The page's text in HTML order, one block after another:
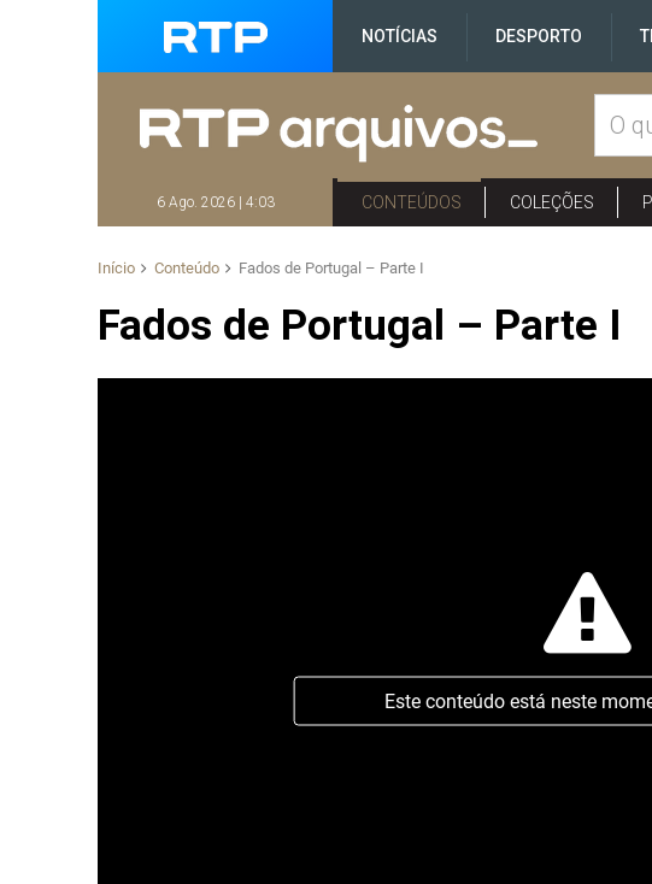
NOTÍCIAS DESPORTO
6 Ago. 2026 | 4:03 CONTEÚDOS COLEÇÕES
Início Conteúdo Fados de Portugal – Parte I
Fados de Portugal – Parte I
Este conteúdo está neste